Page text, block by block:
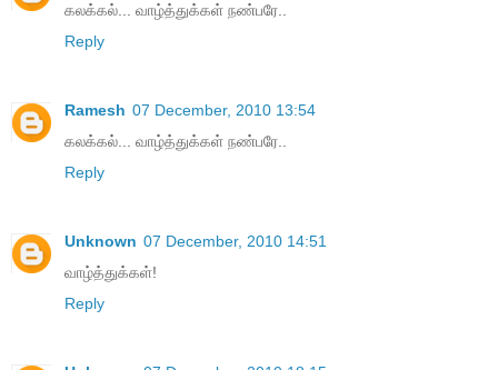
கலக்கல்... வாழ்த்துக்கள் நண்பரே..
Reply
Ramesh 07 December, 2010 13:54
கலக்கல்... வாழ்த்துக்கள் நண்பரே..
Reply
Unknown 07 December, 2010 14:51
வாழ்த்துக்கள்!
Reply